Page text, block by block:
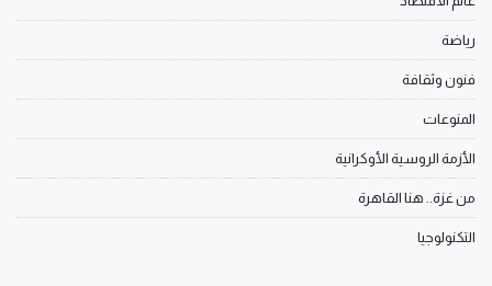
رياضة
فنون وثقافة
المنوعات
الأزمة الروسية الأوكرانية
من غزة.. هنا القاهرة
التكنولوجيا